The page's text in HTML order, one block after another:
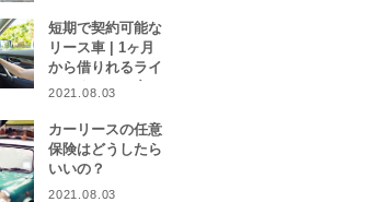
短期で契約可能な
リース車 | 1ヶ月
から借りれるライ
フスタイルに合わ
集
2021.08.03
カーリースの任意
保険はどうしたら
いいの？
2021.08.03